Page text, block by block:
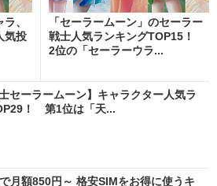
、
気投
「セーラームーン」のセーラー
戦士人気ランキングTOP15！
2位の「セーラーウラ...
セーラームーン】キャラクター人気ラ
！ 第1位は「天...
月額850円～ 格安SIMをお得に使うキ